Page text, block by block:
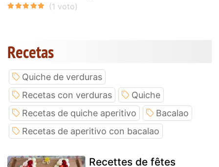
Recetas
Quiche de verduras
Recetas con verduras
Quiche
Recetas de quiche aperitivo
Bacalao
Recetas de aperitivo con bacalao
Recettes de fêtes